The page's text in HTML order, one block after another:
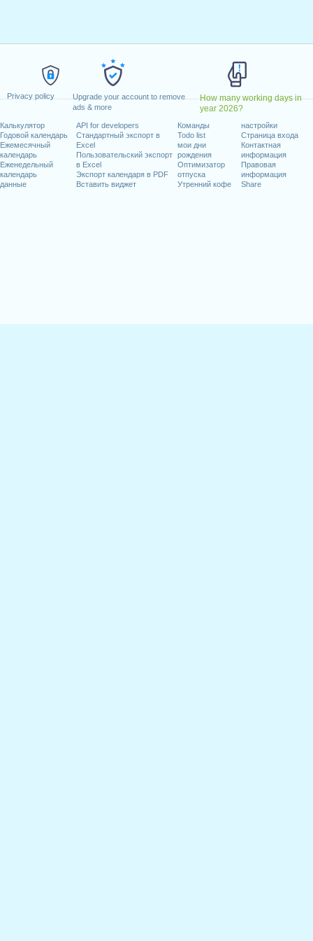
Privacy policy
Upgrade your account to remove
ads & more
How many working days in
year 2026?
Калькулятор
Годовой календарь
Ежемесячный
календарь
Еженедельный
календарь
данные
API for developers
Стандартный экспорт в
Excel
Пользовательский экспорт
в Excel
Экспорт календаря в PDF
Вставить виджет
Команды
Todo list
мои дни
рождения
Оптимизатор
отпуска
Утренний кофе
настройки
Страница входа
Контактная
информация
Правовая
информация
Share
2025
2025
2025
2025
дней на 2025 год